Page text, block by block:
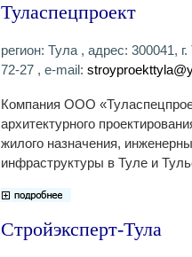
Туласпецпроект
регион: Тула , адрес: 300041,
72-27 , e-mail:
Компания ООО
архитектурного
жилого назначения,
инфраструктуры в Туле и
Стройэксперт-Тула